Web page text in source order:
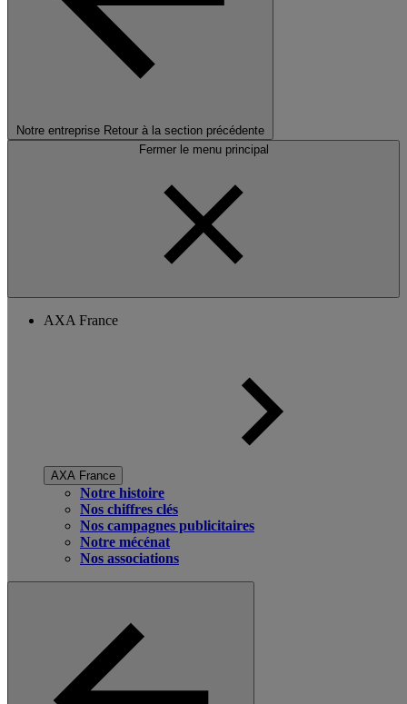
Notre entreprise Retour à la section précédente
Fermer le menu principal
AXA France
AXA France
Notre histoire
Nos chiffres clés
Nos campagnes publicitaires
Notre mécénat
Nos associations